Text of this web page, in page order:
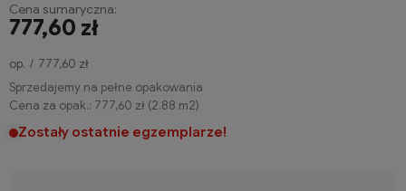
Cena sumaryczna:
777,60 zł
op.
777,60 zł
Sprzedajemy na pełne opakowania
Cena za opak.: 777,60 zł (2.88 m2)
Zostały ostatnie egzemplarze!